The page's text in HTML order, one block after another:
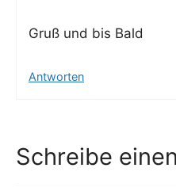
Gruß und bis Bald
Antworten
Schreibe